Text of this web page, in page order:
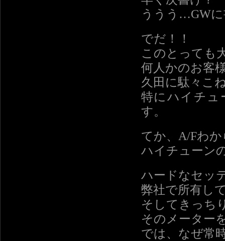
ううう…GW
でだ！！
このとっても
何人かのお客
久田に駄々こ
特にハイチュ
す。
てか、A/Fわ
ハイチューン
ハードなセッ
弊社で所有し
そしてきっち
そのメーター
では、なぜ常